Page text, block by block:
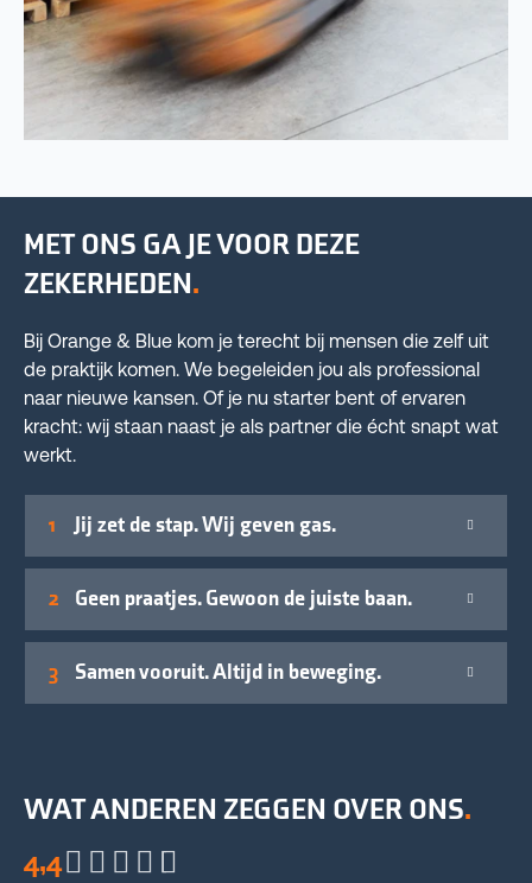
MET ONS GA JE VOOR DEZE
ZEKERHEDEN
Bij Orange & Blue kom je terecht bij mensen die zelf uit
de praktijk komen. We begeleiden jou als professional
naar nieuwe kansen. Of je nu starter bent of ervaren
kracht: wij staan naast je als partner die écht snapt wat
werkt.
Jij zet de stap. Wij geven gas.
Geen praatjes. Gewoon de juiste baan.
Samen vooruit. Altijd in beweging.
WAT ANDEREN ZEGGEN OVER ONS
4,4